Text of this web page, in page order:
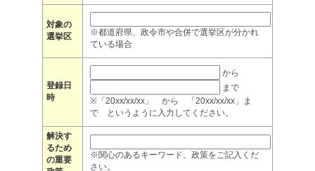
対象の
選挙区
※都道府県、政令市や合併で選挙区が分かれ
ている場合
登録日
時
から
まで
※「20xx/xx/xx」 から 「20xx/xx/xx」ま
で というように入力してください。
解決す
るため
の重要
※関心のあるキーワード、政策をご記入くだ
さい。